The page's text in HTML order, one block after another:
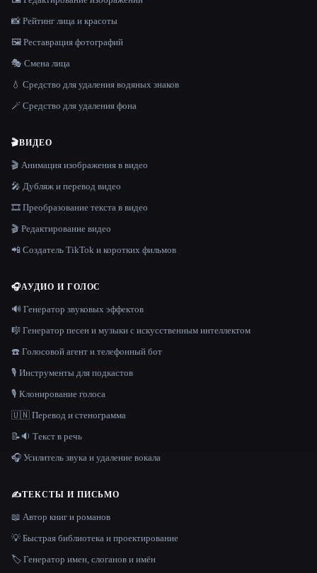
📸 Рейтинг лица и красоты
🖼️ Реставрация фотографий
🎭 Смена лица
💧 Средство для удаления водяных знаков
🪄 Средство для удаления фона
🎬ВИДЕО
🎬 Анимация изображения в видео
🎤 Дубляж и перевод видео
🎞️ Преобразование текста в видео
🎬 Редактирование видео
📲 Создатель TikTok и коротких фильмов
🎧АУДИО И ГОЛОС
🔊 Генератор звуковых эффектов
🎼 Генератор песен и музыки с искусственным интеллектом
☎️ Голосовой агент и телефонный бот
🎙️ Инструменты для подкастов
🎙️ Клонирование голоса
🇺🇳 Перевод и стенограмма
📝🔉 Текст в речь
🎧 Усилитель звука и удаление вокала
✍️ТЕКСТЫ И ПИСЬМО
📖 Автор книг и романов
💡 Быстрая библиотека и проектирование
🏷️ Генератор имен, слоганов и имён